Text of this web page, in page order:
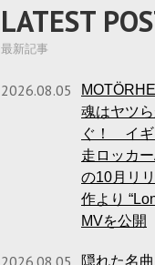
LATEST
最新記事
2026.08.05
魂はヤツ
ぐ！ イギ
走ロッカ
の10月リ
作より
MVを公開
2026.08.05
隠れた名